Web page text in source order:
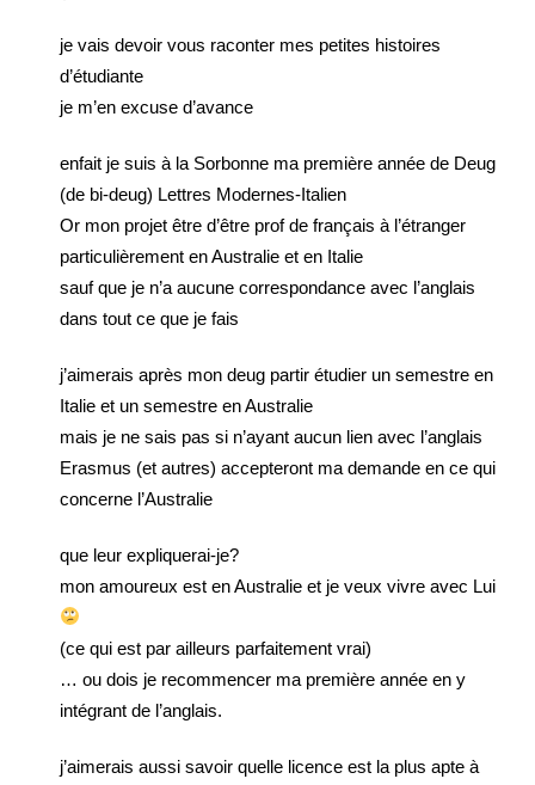
je vais devoir vous raconter mes petites histoires
d’étudiante
je m’en excuse d’avance
enfait je suis à la Sorbonne ma première année de Deug
(de bi-deug) Lettres Modernes-Italien
Or mon projet être d’être prof de français à l’étranger
particulièrement en Australie et en Italie
sauf que je n’a aucune correspondance avec l’anglais
dans tout ce que je fais
j’aimerais après mon deug partir étudier un semestre en
Italie et un semestre en Australie
mais je ne sais pas si n’ayant aucun lien avec l’anglais
Erasmus (et autres) accepteront ma demande en ce qui
concerne l’Australie
que leur expliquerai-je?
mon amoureux est en Australie et je veux vivre avec Lui
(ce qui est par ailleurs parfaitement vrai)
… ou dois je recommencer ma première année en y
intégrant de l’anglais.
j’aimerais aussi savoir quelle licence est la plus apte à